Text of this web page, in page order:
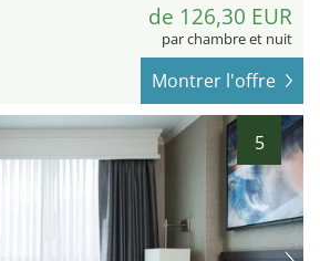
de 126,30 EUR
par chambre et nuit
Montrer l'offre
5